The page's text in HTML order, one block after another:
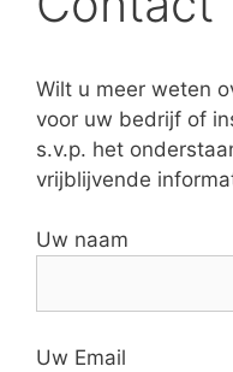
Wilt u meer weten
voor uw bedrijf of
s.v.p. het
vrijblijvende
Uw naam
Uw Email